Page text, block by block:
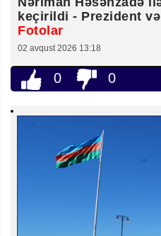
keçirildi - Prezident
Fotolar
02 avqust 2026 13:18
0 0